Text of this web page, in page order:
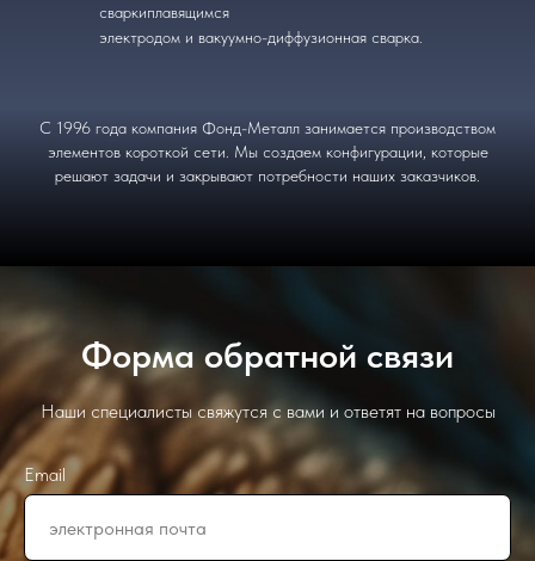
сваркиплавящимся
электродом и вакуумно-диффузионная сварка.
С 1996 года компания Фонд-Металл занимается производством
элементов короткой сети. Мы создаем конфигурации, которые
решают задачи и закрывают потребности наших заказчиков.
Форма обратной связи
Наши специалисты свяжутся с вами и ответят на вопросы
Email